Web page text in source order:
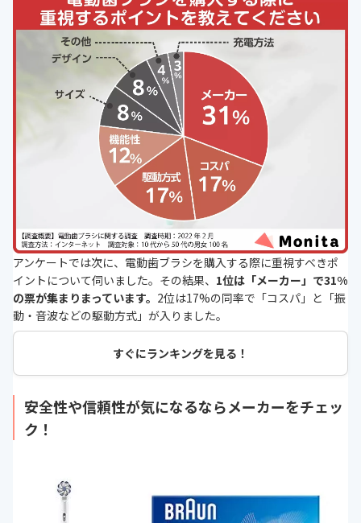
アンケートでは次に、電動歯ブラシを購入する際に重視すべきポ
イントについて伺いました。その結果、 1位は「メーカー」で31%
の票が集まりまっています。 2位は17%の同率で「コスパ」と「振
動・音波などの駆動方式」が入りました。
すぐにランキングを見る！
安全性や信頼性が気になるならメーカーをチェッ
ク！